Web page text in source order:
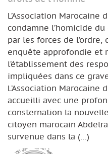
L’Association Marocaine
condamne l’homicide
par les forces de l’ordre,
enquête approfondie et
l’établissement des
impliquées dans ce
L’Association Marocaine
accueilli avec une
consternation la
citoyen marocain
survenue dans la (…)